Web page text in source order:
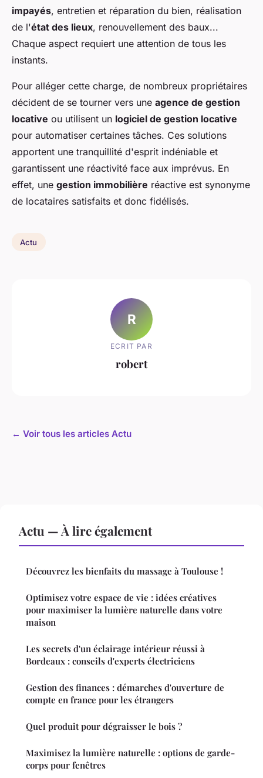
impayés, entretien et réparation du bien, réalisation
de l'état des lieux, renouvellement des baux...
Chaque aspect requiert une attention de tous les
instants.
Pour alléger cette charge, de nombreux propriétaires
décident de se tourner vers une agence de gestion
locative ou utilisent un logiciel de gestion locative
pour automatiser certaines tâches. Ces solutions
apportent une tranquillité d'esprit indéniable et
garantissent une réactivité face aux imprévus. En
effet, une gestion immobilière réactive est synonyme
de locataires satisfaits et donc fidélisés.
Actu
R
ECRIT PAR
robert
← Voir tous les articles Actu
Actu — À lire également
Découvrez les bienfaits du massage à Toulouse !
Optimisez votre espace de vie : idées créatives
pour maximiser la lumière naturelle dans votre
maison
Les secrets d'un éclairage intérieur réussi à
Bordeaux : conseils d'experts électriciens
Gestion des finances : démarches d'ouverture de
compte en france pour les étrangers
Quel produit pour dégraisser le bois ?
Maximisez la lumière naturelle : options de garde-
corps pour fenêtres